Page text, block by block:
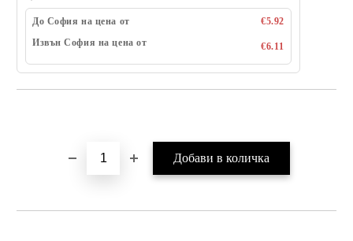
До София на цена от
€5.92
Извън София на цена от
€6.11